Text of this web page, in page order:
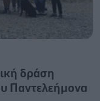
δράση
Παντελεήμονα